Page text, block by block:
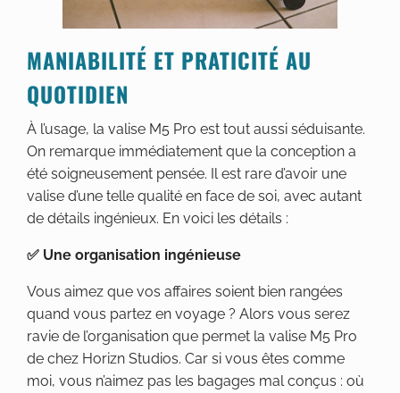
MANIABILITÉ ET PRATICITÉ AU
QUOTIDIEN
À l’usage, la valise M5 Pro est tout aussi séduisante.
On remarque immédiatement que la conception a
été soigneusement pensée. Il est rare d’avoir une
valise d’une telle qualité en face de soi, avec autant
de détails ingénieux. En voici les détails :
✅ Une organisation ingénieuse
Vous aimez que vos affaires soient bien rangées
quand vous partez en voyage ? Alors vous serez
ravie de l’organisation que permet la valise M5 Pro
de chez Horizn Studios. Car si vous êtes comme
moi, vous n’aimez pas les bagages mal conçus : où